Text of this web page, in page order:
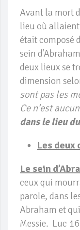
Avant la mort
lieu où
était composé
sein
deux lieux se
dimension
sont pas les
Ce n’est
dans le lieu
Les
Le sein
ceux qui
parole, dans
Abraham et
Messie. Luc